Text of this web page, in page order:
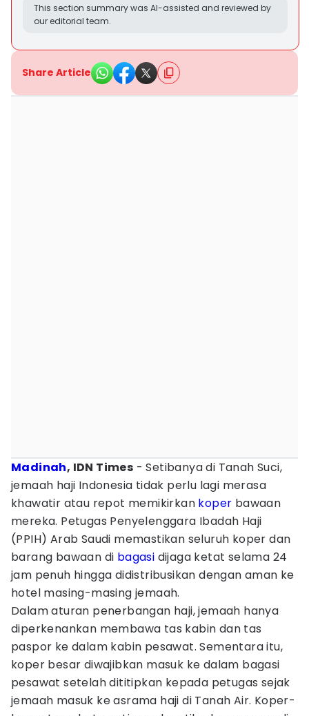
This section summary was AI-assisted and reviewed by
our editorial team.
Share Article
Madinah, IDN Times - Setibanya di Tanah Suci,
jemaah haji Indonesia tidak perlu lagi merasa
khawatir atau repot memikirkan koper bawaan
mereka. Petugas Penyelenggara Ibadah Haji
(PPIH) Arab Saudi memastikan seluruh koper dan
barang bawaan di bagasi dijaga ketat selama 24
jam penuh hingga didistribusikan dengan aman ke
hotel masing-masing jemaah.
Dalam aturan penerbangan haji, jemaah hanya
diperkenankan membawa tas kabin dan tas
paspor ke dalam kabin pesawat. Sementara itu,
koper besar diwajibkan masuk ke dalam bagasi
pesawat setelah dititipkan kepada petugas sejak
jemaah masuk ke asrama haji di Tanah Air. Koper-